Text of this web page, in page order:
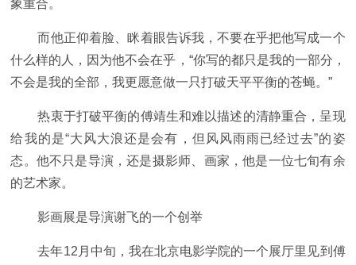
象重合。
而他正仰着脸、眯着眼告诉我，不要在乎把他写成一个
什么样的人，因为他不会在乎，“你写的都只是我的一部分，
不会是我的全部，我更愿意做一只打破天平平衡的苍蝇。”
热衷于打破平衡的傅靖生和难以描述的清静重合，呈现
给我的是“大风大浪还是会有，但风风雨雨已经过去”的姿
态。他不只是导演，还是摄影师、画家，他是一位七旬有余
的艺术家。
影画展是导演谢飞的一个创举
去年12月中旬，我在北京电影学院的一个展厅里见到傅